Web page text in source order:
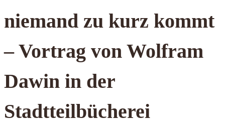
niemand zu kurz kommt
– Vortrag von Wolfram
Dawin in der
Stadtteilbücherei